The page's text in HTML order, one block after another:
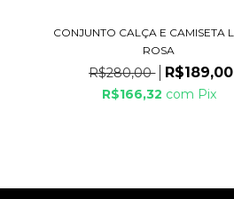
CONJUNTO CALÇA E CAMISETA
ROSA
R$280,00 R$189,00
R$166,32 com Pix